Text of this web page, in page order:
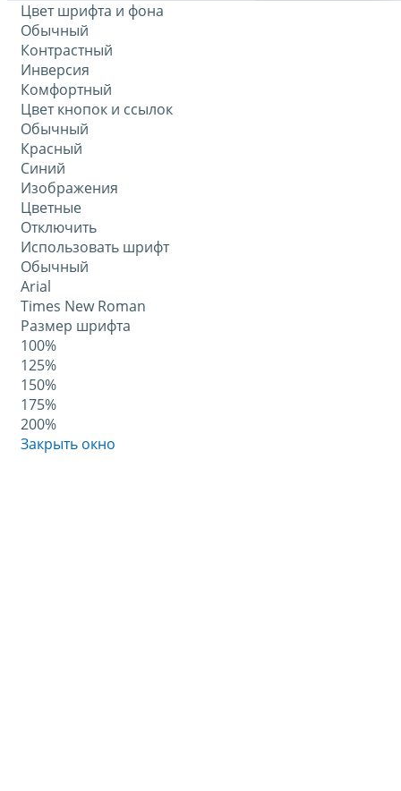
Цвет шрифта и фона
Обычный
Контрастный
Инверсия
Комфортный
Цвет кнопок и ссылок
Обычный
Красный
Синий
Изображения
Цветные
Отключить
Использовать шрифт
Обычный
Arial
Times New Roman
Размер шрифта
100%
125%
150%
175%
200%
Закрыть окно